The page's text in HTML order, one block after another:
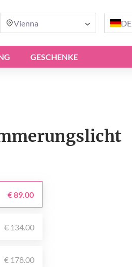
Vienna DE
GESCHENKE
€ 89.00
€ 134.00
€ 178.00